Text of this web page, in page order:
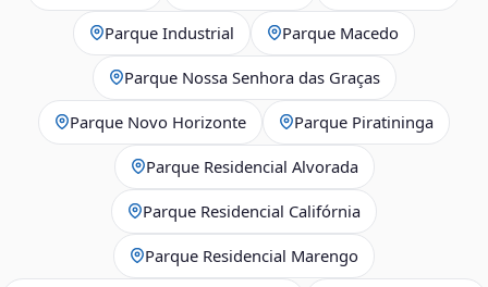
Parque Industrial Parque Macedo
Parque Nossa Senhora das Graças
Parque Novo Horizonte Parque Piratininga
Parque Residencial Alvorada
Parque Residencial Califórnia
Parque Residencial Marengo